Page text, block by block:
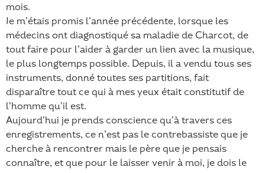
EMBED
mois.
Je m’étais promis l’année précédente, lorsque les
médecins ont diagnostiqué sa maladie de Charcot, de
tout faire pour l’aider à garder un lien avec la musique,
le plus longtemps possible. Depuis, il a vendu tous ses
instruments, donné toutes ses partitions, fait
disparaître tout ce qui à mes yeux était constitutif de
l’homme qu’il est.
Aujourd’hui je prends conscience qu’à travers ces
enregistrements, ce n’est pas le contrebassiste que je
cherche à rencontrer mais le père que je pensais
connaître, et que pour le laisser venir à moi, je dois le